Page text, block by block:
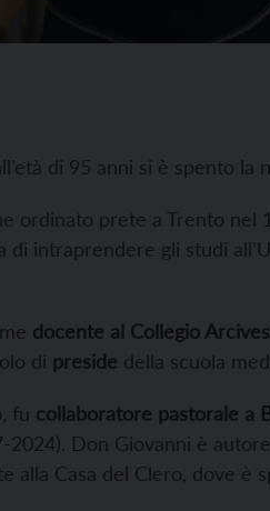
di 95 anni si è spento la
ordinato prete a Trento nel
di intraprendere gli studi
docente al Collegio
di preside della scuola
fu collaboratore pastorale a
2024). Don Giovanni è
alla Casa del Clero, dove è